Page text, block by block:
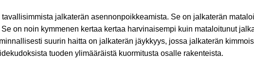
jalkaterän asennonpoikkeamista. Se on jalkaterän
on noin kymmenen kertaa kertaa harvinaisempi kuin mataloitunut
suurin haitta on jalkaterän jäykkyys, jossa jalkaterän
tuoden ylimääräistä kuormitusta osalle rakenteista.